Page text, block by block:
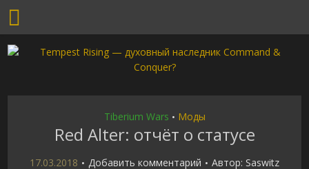
Tiberium Wars • Моды
Red Alter: отчёт о статусе
17.03.2018 Добавить комментарий Автор: Saswitz